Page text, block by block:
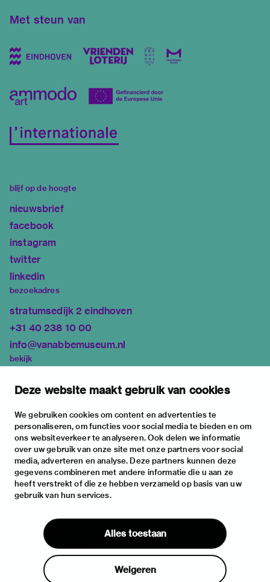
Deze website maakt gebruik van cookies
We gebruiken cookies om content en advertenties te
personaliseren, om functies voor social media te bieden en om
ons websiteverkeer te analyseren. Ook delen we informatie
over uw gebruik van onze site met onze partners voor social
media, adverteren en analyse. Deze partners kunnen deze
gegevens combineren met andere informatie die u aan ze
heeft verstrekt of die ze hebben verzameld op basis van uw
gebruik van hun services.
Alles toestaan
Weigeren
Met steun van
blijf op de hoogte
nieuwsbrief
facebook
instagram
twitter
linkedin
bezoekadres
stratumsedijk 2 eindhoven
+31 40 238 10 00
info@vanabbemuseum.nl
bekijk
activiteiten
praktische informatie
over
het museum
de collectie
fondsen & partners
huisregels
privacy & cookies
disclaimer & colofon